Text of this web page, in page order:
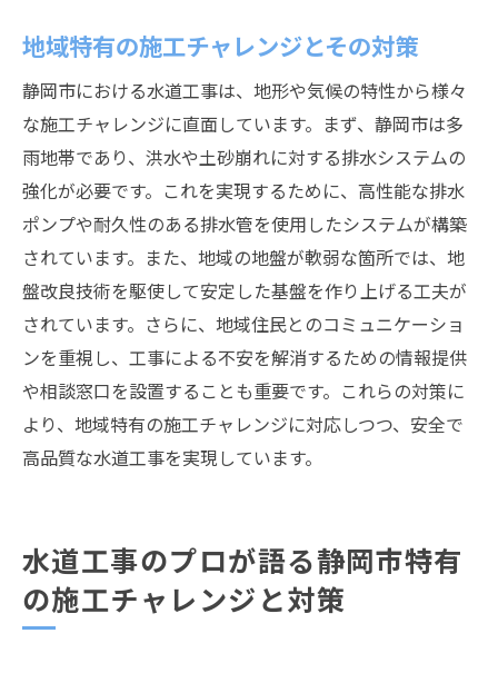
地域特有の施工チャレンジとその対策
静岡市における水道工事は、地形や気候の特性から様々
な施工チャレンジに直面しています。まず、静岡市は多
雨地帯であり、洪水や土砂崩れに対する排水システムの
強化が必要です。これを実現するために、高性能な排水
ポンプや耐久性のある排水管を使用したシステムが構築
されています。また、地域の地盤が軟弱な箇所では、地
盤改良技術を駆使して安定した基盤を作り上げる工夫が
されています。さらに、地域住民とのコミュニケーショ
ンを重視し、工事による不安を解消するための情報提供
や相談窓口を設置することも重要です。これらの対策に
より、地域特有の施工チャレンジに対応しつつ、安全で
高品質な水道工事を実現しています。
水道工事のプロが語る静岡市特有
の施工チャレンジと対策